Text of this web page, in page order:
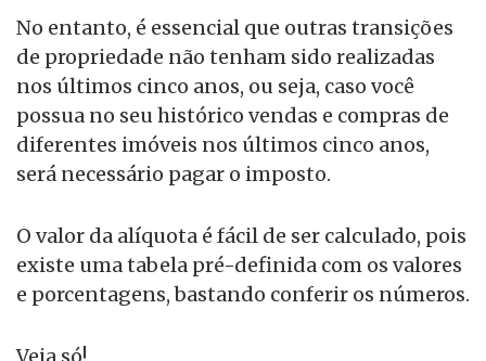
No entanto, é essencial que outras transições
de propriedade não tenham sido realizadas
nos últimos cinco anos, ou seja, caso você
possua no seu histórico vendas e compras de
diferentes imóveis nos últimos cinco anos,
será necessário pagar o imposto.
O valor da alíquota é fácil de ser calculado, pois
existe uma tabela pré-definida com os valores
e porcentagens, bastando conferir os números.